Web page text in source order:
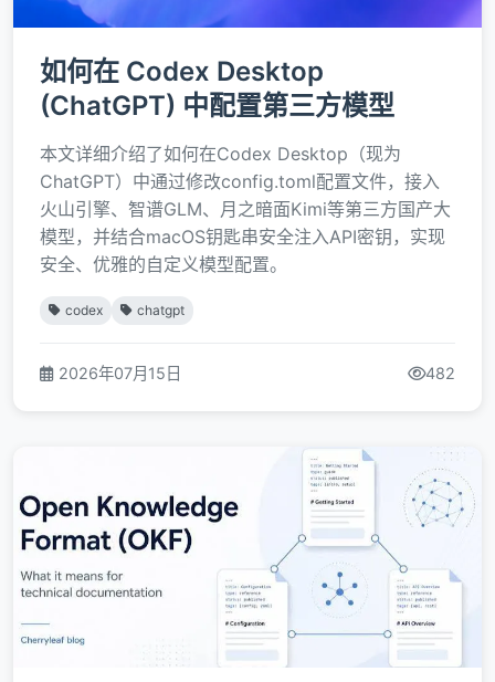
如何在 Codex Desktop
(ChatGPT) 中配置第三方模型
本文详细介绍了如何在Codex Desktop（现为
ChatGPT）中通过修改config.toml配置文件，接入
火山引擎、智谱GLM、月之暗面Kimi等第三方国产大
模型，并结合macOS钥匙串安全注入API密钥，实现
安全、优雅的自定义模型配置。
codex chatgpt
2026年07月15日 482